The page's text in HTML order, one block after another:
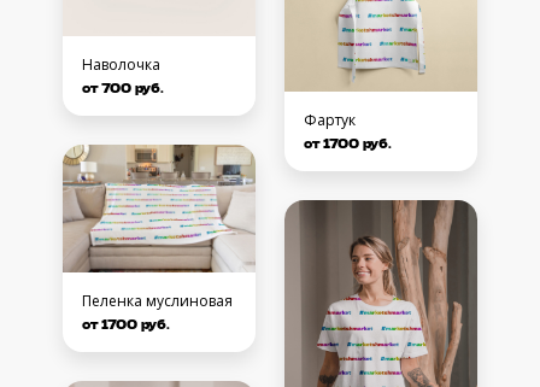
Наволочка
от 700 руб.
Пеленка муслиновая
от 1700 руб.
Фартук
от 1700 руб.